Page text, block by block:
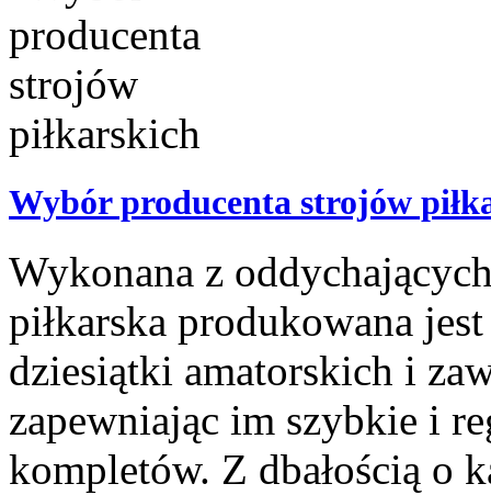
Wybór producenta strojów
Wykonana z
piłkarska produkowana
dziesiątki amatorskich i
zapewniając im szybkie i
kompletów. Z dbałością o